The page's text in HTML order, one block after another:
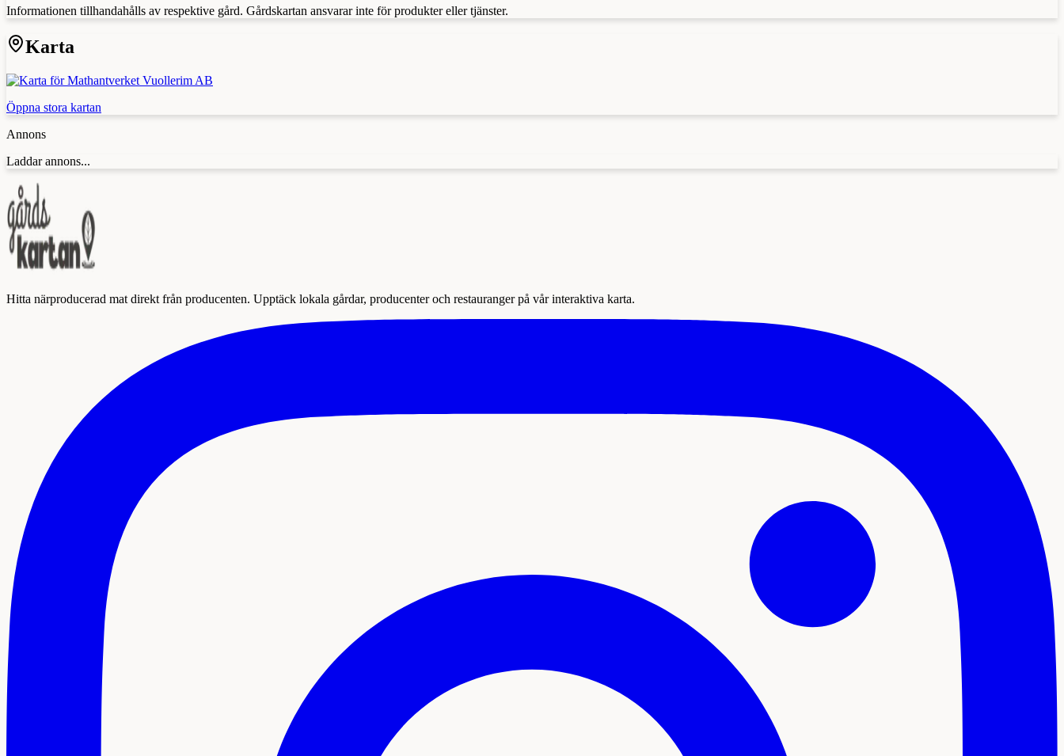
Informationen tillhandahålls av respektive gård. Gårdskartan ansvarar inte för produkter eller tjänster.
Karta
Öppna stora kartan
Annons
Laddar annons...
Hitta närproducerad mat direkt från producenten. Upptäck lokala gårdar, producenter och restauranger på vår interaktiva karta.